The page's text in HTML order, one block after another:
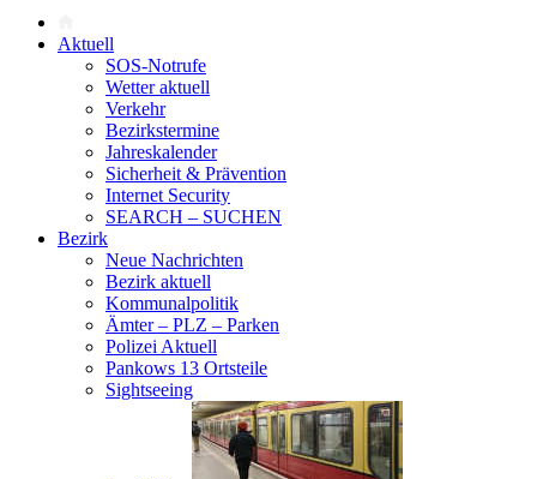
Aktuell
SOS-Notrufe
Wetter aktuell
Verkehr
Bezirkstermine
Jahreskalender
Sicherheit & Prävention
Internet Security
SEARCH – SUCHEN
Bezirk
Neue Nachrichten
Bezirk aktuell
Kommunalpolitik
Ämter – PLZ – Parken
Polizei Aktuell
Pankows 13 Ortsteile
Sightseeing